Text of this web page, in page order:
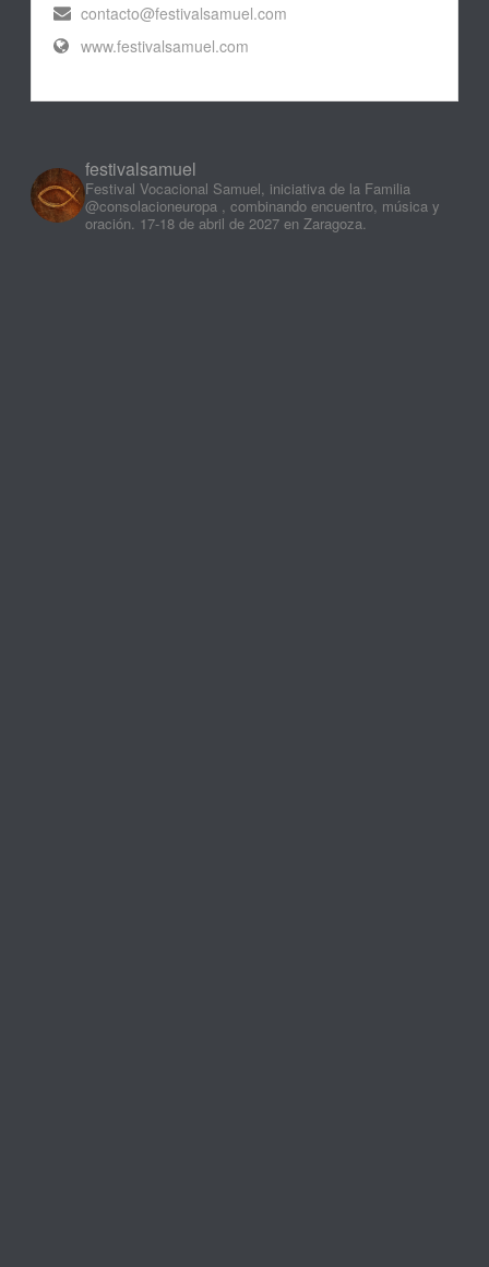
contacto@festivalsamuel.com
www.festivalsamuel.com
festivalsamuel
Festival Vocacional Samuel, iniciativa de la Familia
@consolacioneuropa , combinando encuentro, música y
oración. 17-18 de abril de 2027 en Zaragoza.